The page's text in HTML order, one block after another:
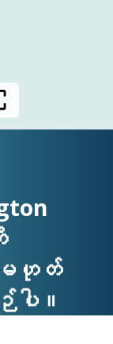
မဟုတ်
ပါ။